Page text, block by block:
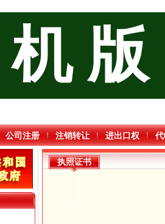
版
公司注册 注销转让 进出口权
执照证书